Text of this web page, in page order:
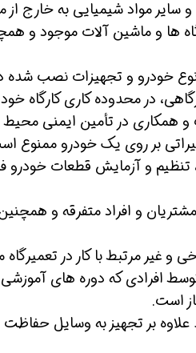
مواد شیمیایی به خارج از
ها و ماشین آلات موجود و
نوع خودرو و تجهیزات نصب شده
در محدوده کاری کارگاه
و همکاری در تأمین ایمنی
بر روی یک خودرو ممنوع
تنظیم و آزمایش قطعات خودرو
و افراد متفرقه و
و غیر مرتبط با کار در
افرادی که دوره های آموزشی
است.
علاوه بر تجهیز به وسایل
همین حالا بگیرش